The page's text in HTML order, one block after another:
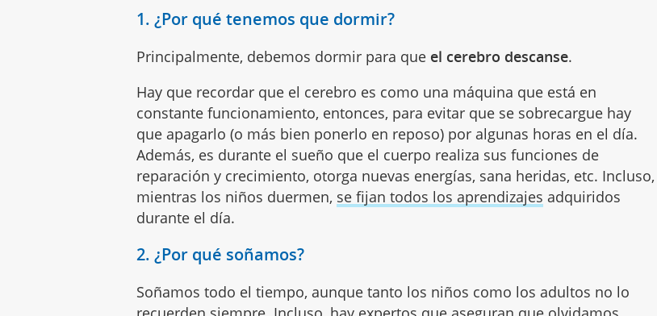
1. ¿Por qué tenemos que dormir?
Principalmente, debemos dormir para que el cerebro descanse.
Hay que recordar que el cerebro es como una máquina que está en
constante funcionamiento, entonces, para evitar que se sobrecargue hay
que apagarlo (o más bien ponerlo en reposo) por algunas horas en el día.
Además, es durante el sueño que el cuerpo realiza sus funciones de
reparación y crecimiento, otorga nuevas energías, sana heridas, etc. Incluso,
mientras los niños duermen, se fijan todos los aprendizajes adquiridos
durante el día.
2. ¿Por qué soñamos?
Soñamos todo el tiempo, aunque tanto los niños como los adultos no lo